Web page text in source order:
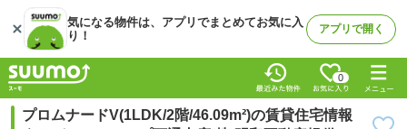
気になる物件は、アプリでまとめてお気に入
り！
アプリで開く
0
プロムナードV(1LDK/2階/46.09m²)の賃貸住宅情報